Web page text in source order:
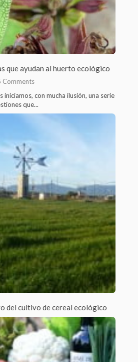
que ayudan al huerto ecológico
Comments
iniciamos, con mucha ilusión, una serie
que...
del cultivo de cereal ecológico
/1 Comment
de las Islas Baleares dedicada